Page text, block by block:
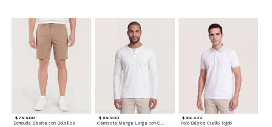
$ 79.900
Bermuda Básica con Bolsillos
$ 69.900
Camiseta Manga Larga con Cuello Henley
$ 69.900
Polo Básica Cuello Tejido